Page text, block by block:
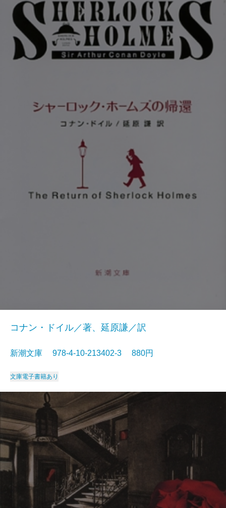
コナン・ドイル／著、延原謙／訳
新潮文庫 978-4-10-213402-3 880円
文庫電子書籍あり